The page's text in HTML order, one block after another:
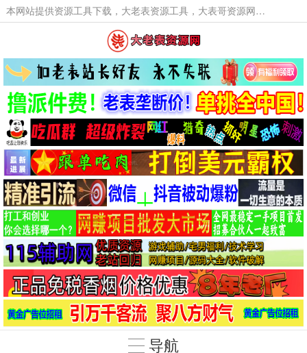
本网站提供资源工具下载，大老表资源工具，大表哥资源网软件工具，大老表资源下载，活动线报福利资源分享,活动线报，大型网游经典游戏，网络热门技术游戏辅助交流与分享。
导航